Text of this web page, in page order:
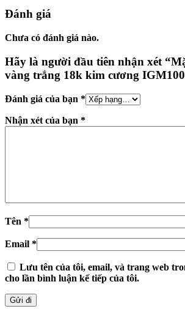
Đánh giá
Chưa có đánh giá nào.
Hãy là người đầu tiên nhận xét
vàng trắng 18k kim cương
Đánh giá của bạn *
Nhận xét của bạn *
Tên *
Email *
Lưu tên của tôi, email, và trang web
cho lần bình luận kế tiếp của tôi.